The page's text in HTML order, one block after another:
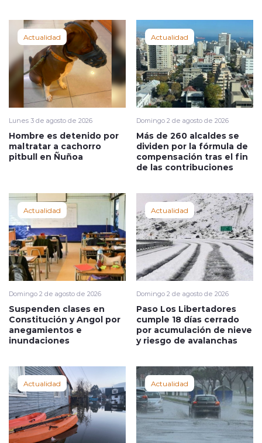
Actualidad
Lunes 3 de agosto de 2026
Hombre es detenido por
maltratar a cachorro
pitbull en Ñuñoa
Actualidad
Domingo 2 de agosto de 2026
Más de 260 alcaldes se
dividen por la fórmula de
compensación tras el fin
de las contribuciones
Actualidad
Domingo 2 de agosto de 2026
Suspenden clases en
Constitución y Angol por
anegamientos e
inundaciones
Actualidad
Domingo 2 de agosto de 2026
Paso Los Libertadores
cumple 18 días cerrado
por acumulación de nieve
y riesgo de avalanchas
Actualidad Actualidad